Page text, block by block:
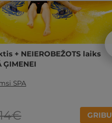
+ NEIEROBEŽOTS laiks
ĢIMENEI
SPA
GRIBU